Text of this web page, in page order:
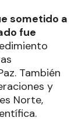
sometido a
fue
También
y
Norte,